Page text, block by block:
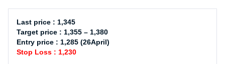
Last price : 1,345
Target price : 1,355 – 1,380
Entry price : 1,285 (26April)
Stop Loss : 1,230